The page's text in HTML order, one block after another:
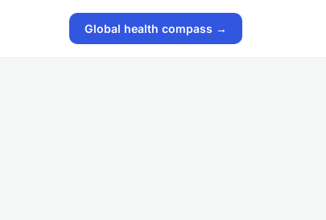
Global health compass →